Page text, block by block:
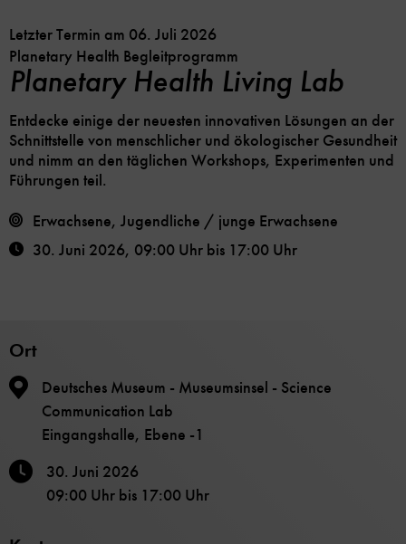
Letzter Termin am 06. Juli 2026
Planetary Health Begleitprogramm
Planetary Health Living Lab
Entdecke einige der neuesten innovativen Lösungen an der
Schnittstelle von menschlicher und ökologischer Gesundheit
und nimm an den täglichen Workshops, Experimenten und
Führungen teil.
Erwachsene, Jugendliche / junge Erwachsene
30. Juni 2026, 09:00 Uhr bis 17:00 Uhr
Ort
Deutsches Museum - Museumsinsel - Science
Communication Lab
Eingangshalle, Ebene -1
30. Juni 2026
09:00 Uhr bis 17:00 Uhr